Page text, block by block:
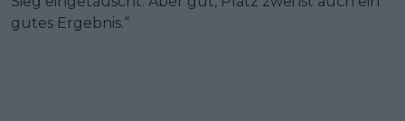
gutes Ergebnis.“